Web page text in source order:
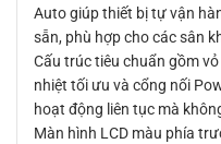
Auto giúp thiết bị tự vận
sẵn, phù hợp cho các sân
Cấu trúc tiêu chuẩn gồm
nhiệt tối ưu và cổng nối
hoạt động liên tục mà
Màn hình LCD màu phía